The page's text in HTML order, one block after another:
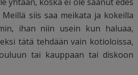
siis saa meikata ja kokeilla
ihan niin usein kun haluaa,
tätä tehdään vain kotioloissa,
tai kauppaan tai diskoon